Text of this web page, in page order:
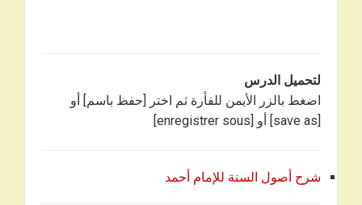
لتحميل الدرس
اضغط بالزر الأيمن للفأرة ثم اختر [حفظ باسم] أو
[save as] أو [enregistrer sous]
شرح أصول السنة للإمام أحمد